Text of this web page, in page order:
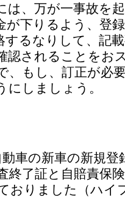
は、万が一事故を
が下りるよう、登
するなりして、記
認されることをお
、もし、訂正が必
にしましょう。
車の新車の新規登
終了証と自賠責保
おりました（ハイ